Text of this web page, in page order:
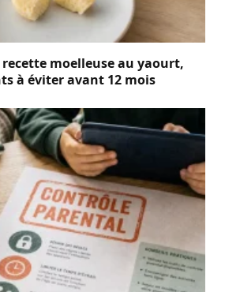
recette moelleuse au yaourt,
à éviter avant 12 mois